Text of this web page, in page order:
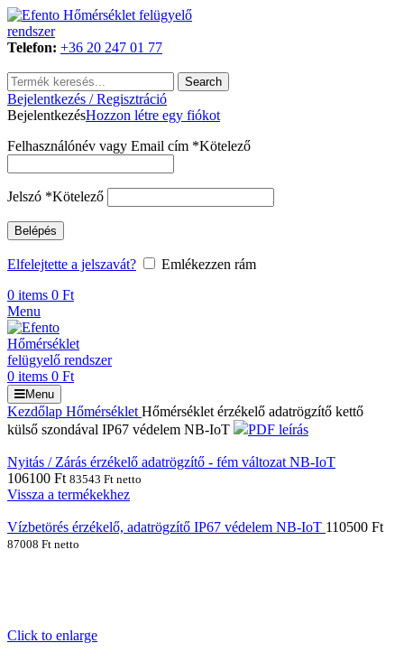
Telefon: +36 20 247 01 77
Search
Bejelentkezés / Regisztráció
BejelentkezésHozzon létre egy fiókot
Felhasználónév vagy Email cím *Kötelező
Jelszó *Kötelező
Belépés
Elfelejtette a jelszavát?
Emlékezzen rám
0 items 0 Ft
Menu
0 items 0 Ft
Menu
Kezdőlap Hőmérséklet Hőmérséklet érzékelő adatrögzítő kettő
külső szondával IP67 védelem NB-IoT
PDF leírás
Nyitás / Zárás érzékelő adatrögzítő - fém változat NB-IoT
106100 Ft 83543 Ft netto
Vissza a termékekhez
Vízbetörés érzékelő, adatrögzítő IP67 védelem NB-IoT 110500 Ft
87008 Ft netto
Click to enlarge